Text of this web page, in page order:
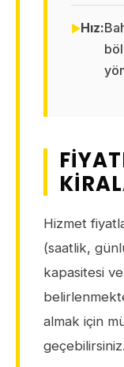
Hız:
Hizmet
(saatlik,
kapasitesi
almak için
geçebilirsiniz.